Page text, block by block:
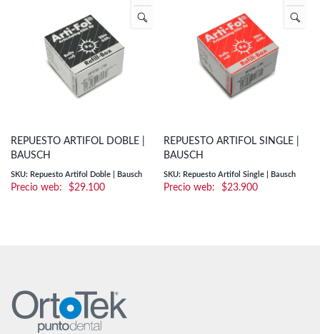
REPUESTO ARTIFOL DOBLE |
BAUSCH
SKU: Repuesto Artifol Doble | Bausch
$29.100
REPUESTO ARTIFOL SINGLE |
BAUSCH
SKU: Repuesto Artifol Single | Bausch
$23.900